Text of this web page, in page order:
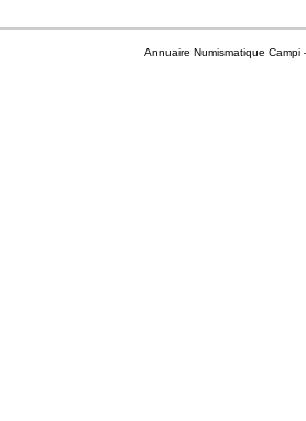
Annuaire Numismatique Campi